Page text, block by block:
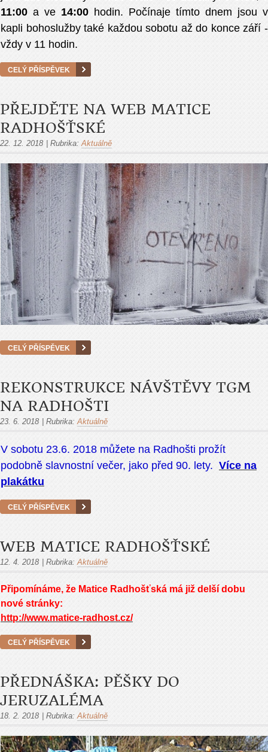
11:00 a ve 14:00 hodin. Počínaje tímto dnem jsou v
kapli bohoslužby také každou sobotu až do konce září -
vždy v 11 hodin.
CELÝ PŘÍSPĚVEK
PŘEJDĚTE NA WEB MATICE
RADHOŠŤSKÉ
22. 12. 2018 Rubrika: Aktuálně
CELÝ PŘÍSPĚVEK
REKONSTRUKCE NÁVŠTĚVY TGM
NA RADHOŠTI
23. 6. 2018 Rubrika: Aktuálně
V sobotu 23.6. 2018 můžete na Radhošti prožít
podobně slavnostní večer, jako před 90. lety. Více na
plakátku
CELÝ PŘÍSPĚVEK
WEB MATICE RADHOŠŤSKÉ
12. 4. 2018 Rubrika: Aktuálně
Připomínáme, že Matice Radhošťská má již delší dobu
nové stránky:
http://www.matice-radhost.cz/
CELÝ PŘÍSPĚVEK
PŘEDNÁŠKA: PĚŠKY DO
JERUZALÉMA
18. 2. 2018 Rubrika: Aktuálně